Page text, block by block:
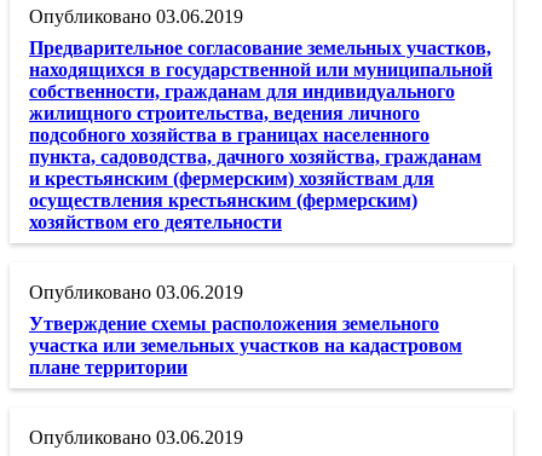
03.06.2019
Предварительное согласование земельных участков,
находящихся в государственной или муниципальной
собственности, гражданам для индивидуального
жилищного строительства, ведения личного
подсобного хозяйства в границах населенного
пункта, садоводства, дачного хозяйства, гражданам
и крестьянским (фермерским) хозяйствам для
осуществления крестьянским (фермерским)
хозяйством его деятельности
03.06.2019
Утверждение схемы расположения земельного
участка или земельных участков на кадастровом
плане территории
03.06.2019